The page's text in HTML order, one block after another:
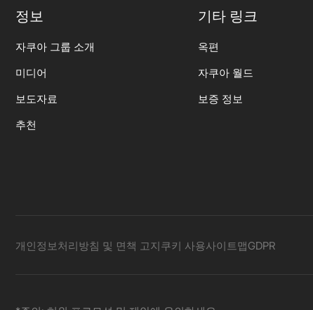
정보
자쿠아 그룹 소개
미디어
보도자료
추천
기타 링크
옥편
자쿠아 월드
보증 정보
개인정보처리방침 및 면책 고지쿠키 사용사이트맵GDPR